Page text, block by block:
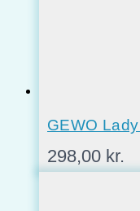
GEWO
298,00 kr.